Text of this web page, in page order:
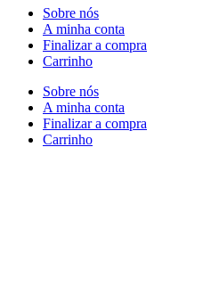
Sobre nós
A minha conta
Finalizar a compra
Carrinho
Sobre nós
A minha conta
Finalizar a compra
Carrinho